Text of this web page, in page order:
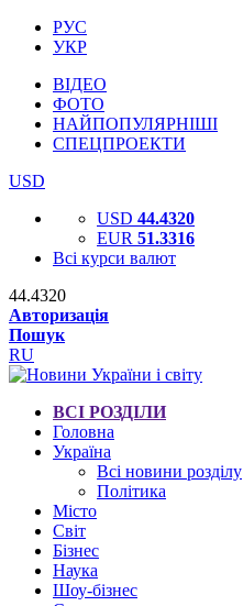
РУС
УКР
ВІДЕО
ФОТО
НАЙПОПУЛЯРНІШІ
СПЕЦПРОЕКТИ
USD
USD 44.4320
EUR 51.3316
Всі курси валют
44.4320
Авторизація
Пошук
RU
ВСІ РОЗДІЛИ
Головна
Україна
Всі новини розділу
Політика
Місто
Світ
Бізнес
Наука
Шоу-бізнес